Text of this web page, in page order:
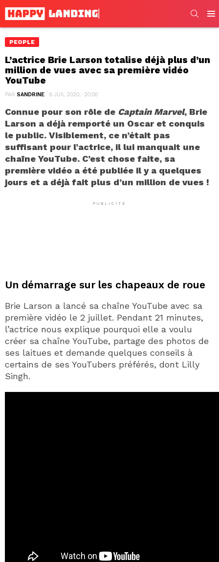
PEOPLE
L’actrice Brie Larson totalise déjà plus d’un
million de vues avec sa première vidéo
YouTube
PAR SANDRINE 6 JUIL 2020, · 20:00
Connue pour son rôle de Captain Marvel, Brie
Larson a déjà remporté un Oscar et conquis
le public. Visiblement, ce n’était pas
suffisant pour l’actrice, il lui manquait une
chaîne YouTube. C’est chose faite, sa
première vidéo a été publiée il y a quelques
jours et a déjà fait plus d’un million de vues !
PUBLICITÉ
Un démarrage sur les chapeaux de roue
Brie Larson a lancé sa chaîne YouTube avec sa
première vidéo le 2 juillet. Pendant 21 minutes,
l’actrice nous explique pourquoi elle a voulu
créer sa chaîne YouTube, partage des photos de
ses laitues et demande quelques conseils à
certains de ses YouTubers préférés, dont Lilly
Singh.